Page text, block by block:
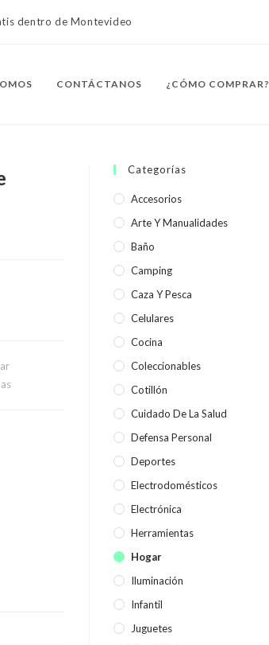
dentro de Montevideo
CONTÁCTANOS ¿CÓMO COMPRAR?
Categorías
Accesorios
Arte Y Manualidades
Baño
Camping
Caza Y Pesca
Celulares
Cocina
Coleccionables
Cotillón
Cuidado De La Salud
Defensa Personal
Deportes
Electrodomésticos
Electrónica
Herramientas
Hogar
Iluminación
Infantil
Juguetes